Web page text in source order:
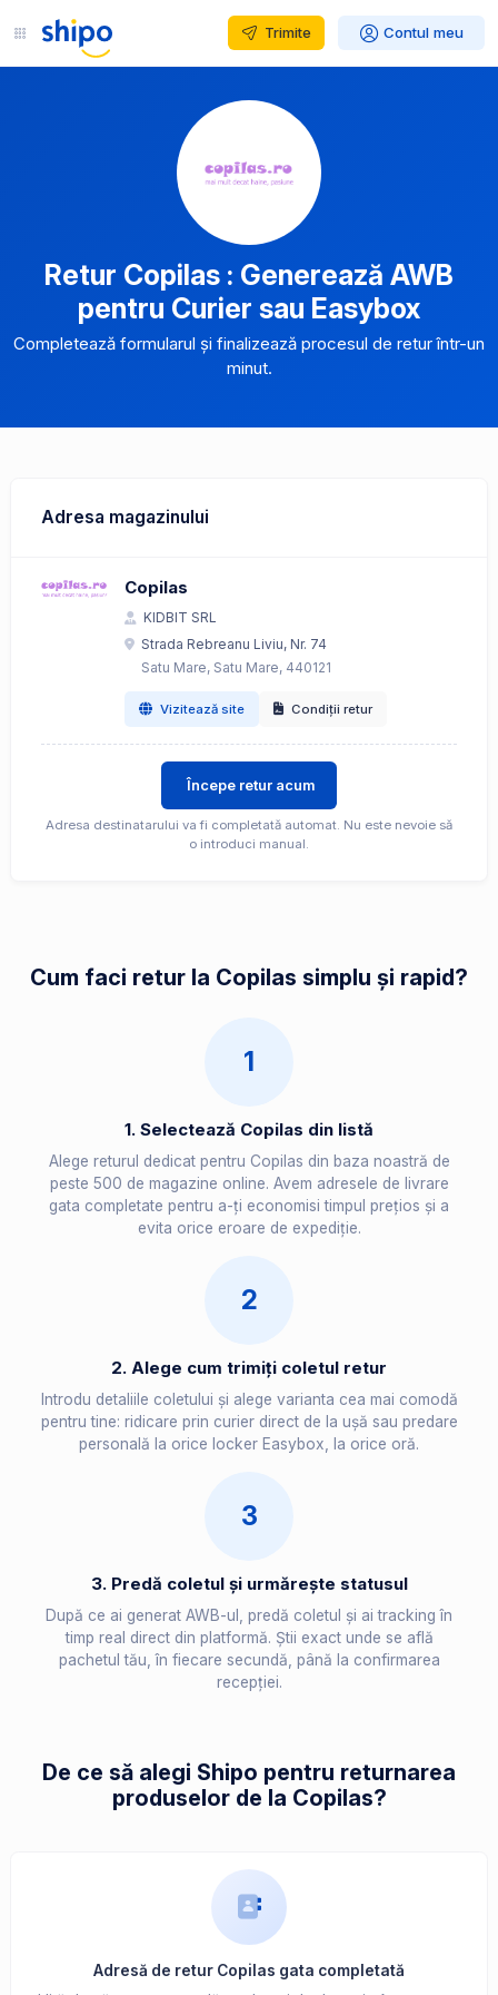
Trimite Contul meu
Retur Copilas : Generează AWB
pentru Curier sau Easybox
Completează formularul și finalizează procesul de retur într-un
minut.
Adresa magazinului
Copilas
KIDBIT SRL
Strada Rebreanu Liviu, Nr. 74
Satu Mare, Satu Mare, 440121
Vizitează site Condiții retur
Începe retur acum
Adresa destinatarului va fi completată automat. Nu este nevoie să
o introduci manual.
Cum faci retur la Copilas simplu și rapid?
1
1. Selectează Copilas din listă
Alege returul dedicat pentru Copilas din baza noastră de
peste 500 de magazine online. Avem adresele de livrare
gata completate pentru a-ți economisi timpul prețios și a
evita orice eroare de expediție.
2
2. Alege cum trimiți coletul retur
Introdu detaliile coletului și alege varianta cea mai comodă
pentru tine: ridicare prin curier direct de la ușă sau predare
personală la orice locker Easybox, la orice oră.
3
3. Predă coletul și urmărește statusul
După ce ai generat AWB-ul, predă coletul și ai tracking în
timp real direct din platformă. Știi exact unde se află
pachetul tău, în fiecare secundă, până la confirmarea
recepției.
De ce să alegi Shipo pentru returnarea
produselor de la Copilas?
Adresă de retur Copilas gata completată